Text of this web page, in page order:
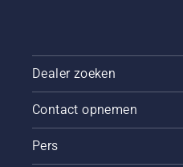
juist
werkt.
eerst uw
oliepeil.
kettingzaag
Dealer zoeken
Contact opnemen
Pers